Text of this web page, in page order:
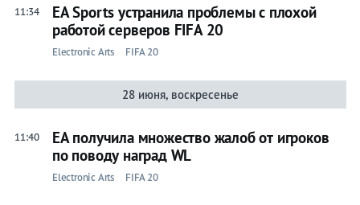
11:34
EA Sports устранила проблемы с плохой
работой серверов FIFA 20
Electronic Arts FIFA 20
28 июня, воскресенье
11:40
EA получила множество жалоб от игроков
по поводу наград WL
Electronic Arts FIFA 20